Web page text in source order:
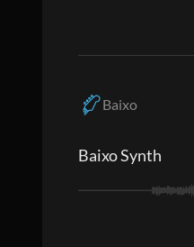
Baixo
Baixo Synth